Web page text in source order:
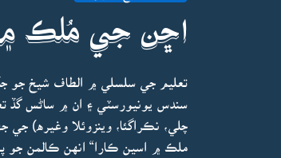
اڇن جي مُلڪ ۾
تعليم جي سلسلي ۾ الطاف شيخ جو
سندس يونيورسٽي ۽ ان ۾ ساڻس گڏ
چلي، نڪراگئا، وينزوئلا وغيره)
ملڪ ۾ اسين ڪارا“ انهن ڪالمن جو